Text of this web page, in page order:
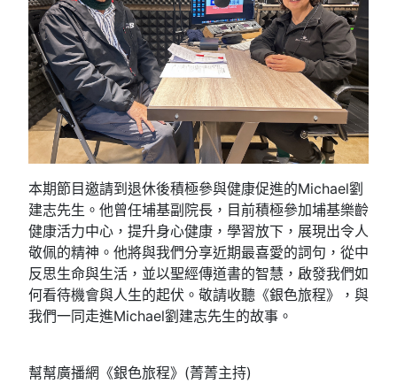
本期節目邀請到退休後積極參與健康促進的Michael劉
建志先生。他曾任埔基副院長，目前積極參加埔基樂齡
健康活力中心，提升身心健康，學習放下，展現出令人
敬佩的精神。他將與我們分享近期最喜愛的詞句，從中
反思生命與生活，並以聖經傳道書的智慧，啟發我們如
何看待機會與人生的起伏。敬請收聽《銀色旅程》，與
我們一同走進Michael劉建志先生的故事。
幫幫廣播網《銀色旅程》(菁菁主持)